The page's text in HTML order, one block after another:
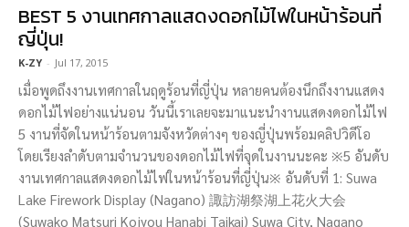
BEST 5 งานเทศกาลแสดงดอกไม้ไฟในหน้าร้อนที่
ญี่ปุ่น!
K-ZY - Jul 17, 2015
เมื่อพูดถึงงานเทศกาลในฤดูร้อนที่ญี่ปุ่น หลายคนต้องนึกถึงงานแสดง
ดอกไม้ไฟอย่างแน่นอน วันนี้เราเลยจะมาแนะนำงานแสดงดอกไม้ไฟ
5 งานที่จัดในหน้าร้อนตามจังหวัดต่างๆ ของญี่ปุ่นพร้อมคลิปวิดีโอ
โดยเรียงลำดับตามจำนวนของดอกไม้ไฟที่จุดในงานนะคะ ※5 อันดับ
งานเทศกาลแสดงดอกไม้ไฟในหน้าร้อนที่ญี่ปุ่น※ อันดับที่ 1: Suwa
Lake Firework Display (Nagano) 諏訪湖祭湖上花火大会
(Suwako Matsuri Kojyou Hanabi Taikai) Suwa City, Nagano